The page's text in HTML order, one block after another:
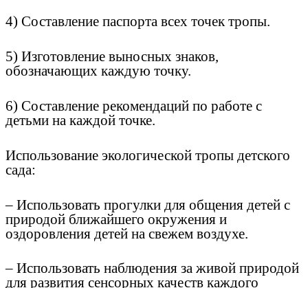
4) Составление паспорта всех точек тропы.
5) Изготовление выносных знаков,
обозначающих каждую точку.
6) Составление рекомендаций по работе с
детьми на каждой точке.
Использование экологической тропы детского
сада:
– Использовать прогулки для общения детей с
природой ближайшего окружения и
оздоровления детей на свежем воздухе.
– Использовать наблюдения за живой природой
для развития сенсорных качеств каждого